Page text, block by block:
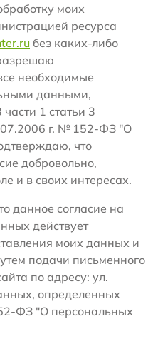
моих
ресурса
без каких-либо
необходимые
данными,
1 статьи 3
г. № 152-ФЗ "О
что
добровольно,
и в своих интересах.
данное согласие на
действует
моих данных и
подачи письменного
по адресу: ул.
определенных
ФЗ "О персональных